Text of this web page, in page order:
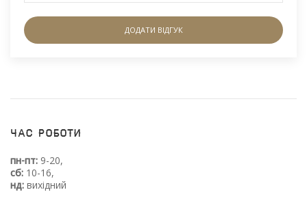
ДОДАТИ ВІДГУК
Час роботи
пн-пт: 9-20,
сб: 10-16,
нд: вихідний